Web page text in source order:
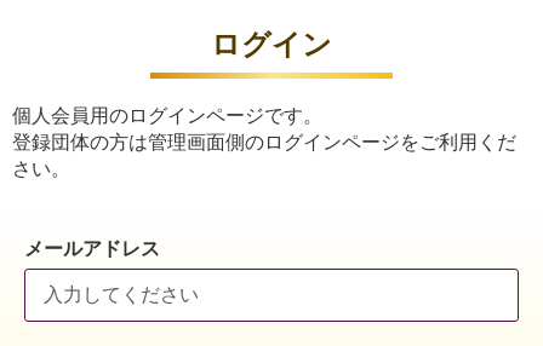
ログイン
個人会員用のログインページです。
登録団体の方は管理画面側のログインページをご利用くだ
さい。
メールアドレス